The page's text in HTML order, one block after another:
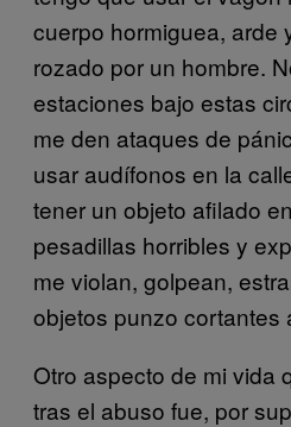
cuerpo hormiguea, arde
rozado por un hombre.
estaciones bajo estas
me den ataques de
usar audífonos en la
tener un objeto afilado
pesadillas horribles y
me violan, golpean,
objetos punzo cortantes
Otro aspecto de mi vida
tras el abuso fue, por